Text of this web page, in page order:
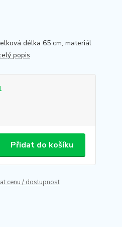
délka 65 cm, materiál
popis
Přidat do košíku
cenu / dostupnost